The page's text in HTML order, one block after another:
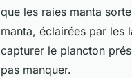
que les raies manta
manta, éclairées par les
capturer le plancton
pas manquer.